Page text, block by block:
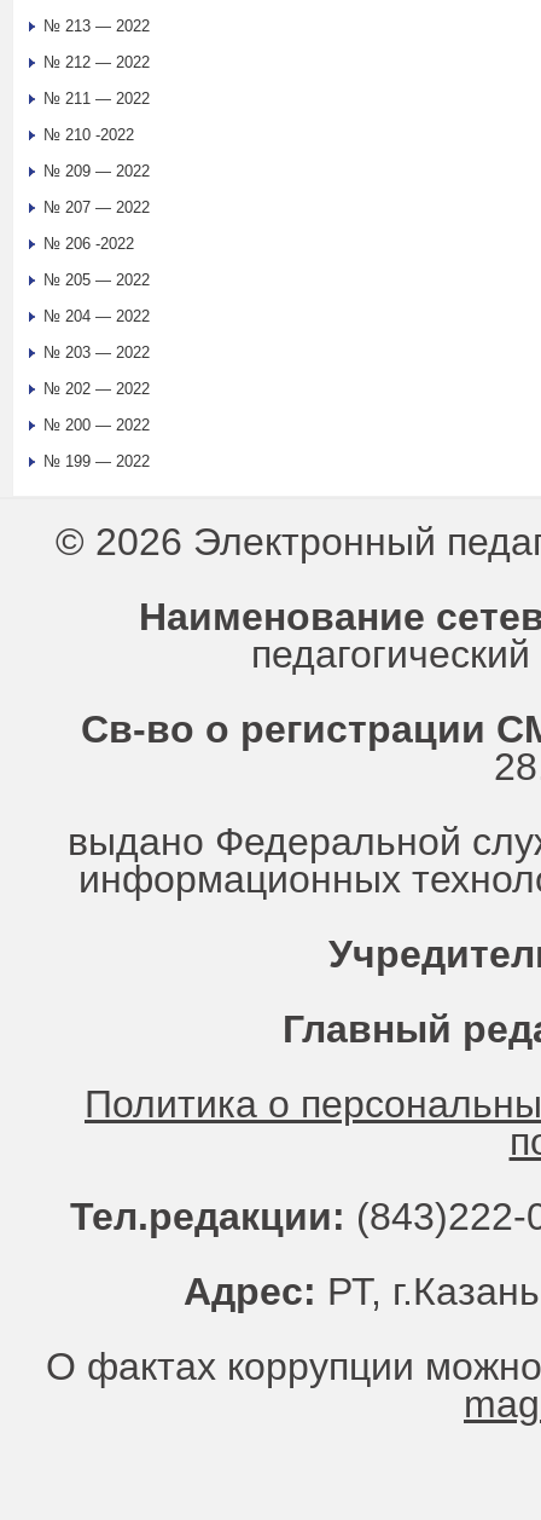
№ 213 — 2022
№ 212 — 2022
№ 211 — 2022
№ 210 -2022
№ 209 — 2022
№ 207 — 2022
№ 206 -2022
№ 205 — 2022
№ 204 — 2022
№ 203 — 2022
№ 202 — 2022
№ 200 — 2022
№ 199 — 2022
© 2026 Электронный
Наименование
Св-во о регистрации
выдано Федеральной
информационных
Главный
Политика о
Тел.редакции:
Адрес: РТ,
О фактах коррупции